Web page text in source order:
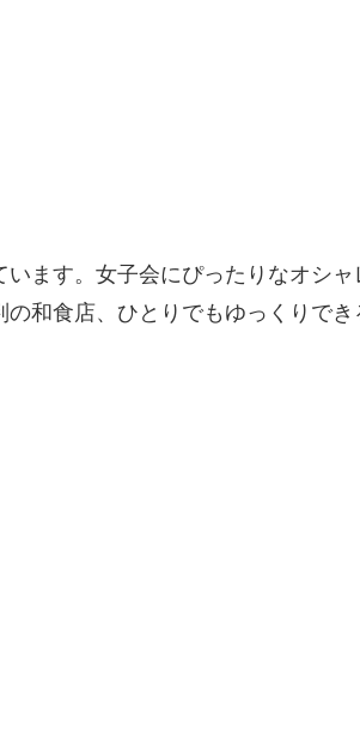
ます。女子会にぴったりなオシャ
和食店、ひとりでもゆっくりでき